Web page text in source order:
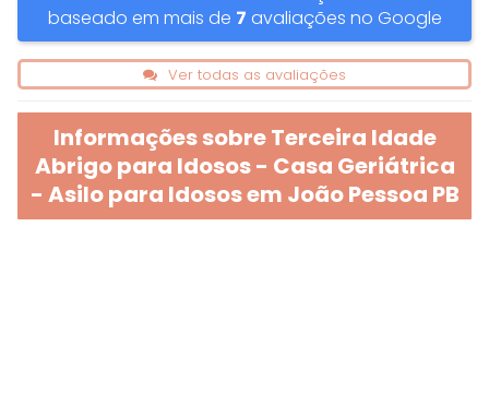
baseado em mais de 7 avaliações no Google
Ver todas as avaliações
Informações sobre Terceira Idade
Abrigo para Idosos - Casa Geriátrica
- Asilo para Idosos em João Pessoa PB